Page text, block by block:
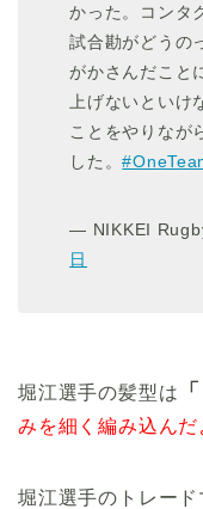
かった。コンタ
試合勘がどうの
がかさんだこと
上げないといけ
ことをやりなが
した。
— NIKKEI
日
堀江選手の髪型は
みを細く編み込ん
堀江選手のトレー